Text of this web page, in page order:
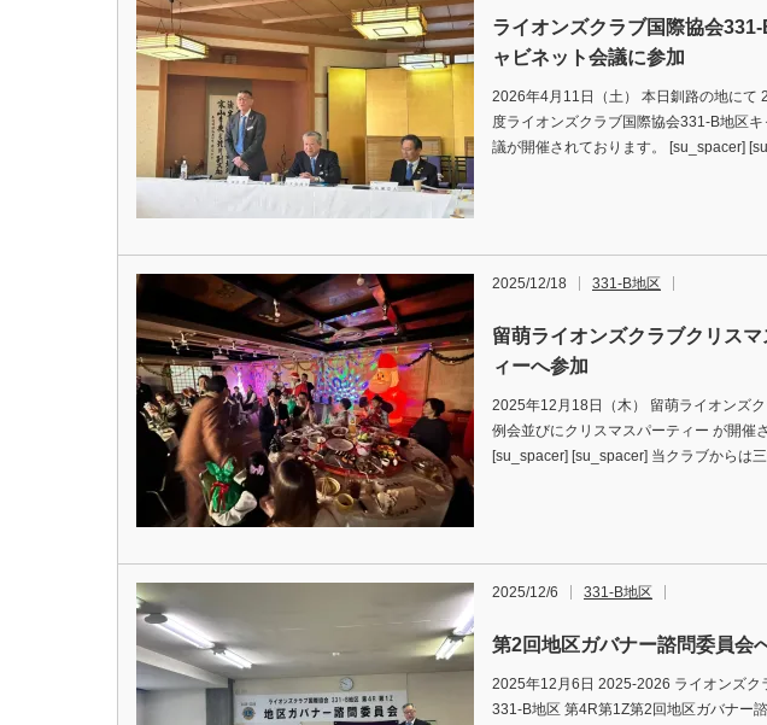
ライオンズクラブ国際協会
ャビネット会議に参加
2026年4月11日（土） 本日釧路の地にて
度ライオンズクラブ国際協会331-B地区
議が開催されております。 [su_spacer]
2025/12/18 331-B地区
留萌ライオンズクラブクリス
ィーへ参加
2025年12月18日（木） 留萌ライオンズ
例会並びにクリスマスパーティー が開催さ
[su_spacer] [su_spacer] 当クラブからは
2025/12/6 331-B地区
第2回地区ガバナー諮問委員会
2025年12月6日 2025-2026 ライオンズク
331-B地区 第4R第1Z第2回地区ガバナー